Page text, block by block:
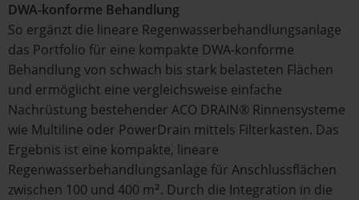
DWA-konforme Behandlung
So ergänzt die lineare Regenwasserbehandlungsanlage
das Portfolio für eine kompakte DWA-konforme
Behandlung von schwach bis stark belasteten Flächen
und ermöglicht eine vergleichsweise einfache
Nachrüstung bestehender ACO DRAIN® Rinnensysteme
wie Multiline oder PowerDrain mittels Filterkasten. Das
Ergebnis ist eine kompakte, lineare
Regenwasserbehandlungsanlage für Anschlussflächen
zwischen 100 und 400 m². Durch die Integration in die